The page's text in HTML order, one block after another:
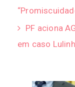
PF aciona
em caso